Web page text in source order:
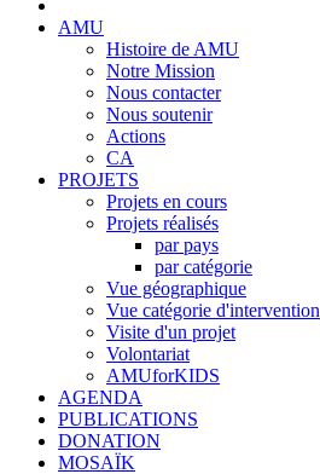
AMU
Histoire de AMU
Notre Mission
Nous contacter
Nous soutenir
Actions
CA
PROJETS
Projets en cours
Projets réalisés
par pays
par catégorie
Vue géographique
Vue catégorie d'intervention
Visite d'un projet
Volontariat
AMUforKIDS
AGENDA
PUBLICATIONS
DONATION
MOSAÏK